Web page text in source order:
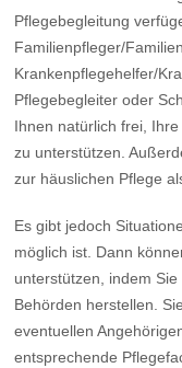
Pflegebegleitung
Familienpfleger/
Krankenpflegehelfer/
Pflegebegleiter oder
Ihnen natürlich frei,
zu unterstützen.
zur häuslichen Pflege
Es gibt jedoch
möglich ist. Dann
unterstützen, indem
Behörden herstellen.
eventuellen
entsprechende